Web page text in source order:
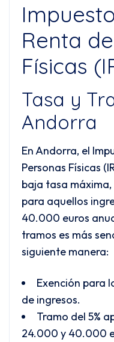
Renta
Físicas
Tasa y
Andorra
En Andorra, el
Personas Físicas
baja tasa máxima,
para aquellos
40.000 euros
tramos es más
siguiente manera:
Exención para
de ingresos.
Tramo del 5%
24.000 y 40.000